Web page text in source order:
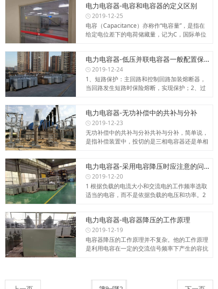
电力电容器-电容和电容器的定义区别
2019-12-25
电容（Capacitance）亦称作“电容量”，是指在
给定电位差下的电荷储藏量，记为C，国际单位
电力电容器-低压并联电容器一般配置保护功能
2019-12-24
1、短路保护：主回路和控制回路加装熔断器，
当回路发生短路时保险熔断，实现保护；2、过
电力电容器-无功补偿中的共补与分补
2019-12-23
无功补偿中的共补与分补共补与分补，简单说，
是指补偿装置中，投切的是三相电容器还是单相
电力电容器-采用电容降压时应注意的问题
2019-12-20
1 根据负载的电流大小和交流电的工作频率选取
适当的电容，而不是依据负载的电压和功率。2
电力电容器-电容器降压的工作原理
2019-12-19
电容器降压的工作原理并不复杂。他的工作原理
是利用电容在一定的交流信号频率下产生的容抗